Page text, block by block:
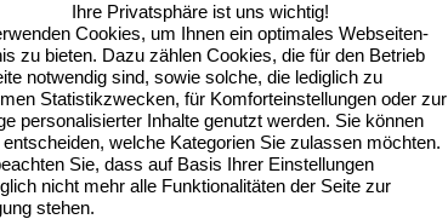
Ihre Privatsphäre ist uns wichtig!
Cookies, um Ihnen ein optimales Webseiten-
zu bieten. Dazu zählen Cookies, die für den Betrieb
notwendig sind, sowie solche, die lediglich zu
Statistikzwecken, für Komforteinstellungen oder zur
personalisierter Inhalte genutzt werden. Sie können
welche Kategorien Sie zulassen möchten.
Sie, dass auf Basis Ihrer Einstellungen
nicht mehr alle Funktionalitäten der Seite zur
stehen.